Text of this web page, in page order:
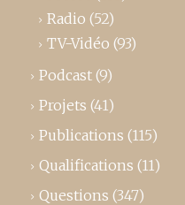
Radio (52)
TV-Vidéo (93)
Podcast (9)
Projets (41)
Publications (115)
Qualifications (11)
Questions (347)